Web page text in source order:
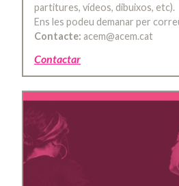
partitures, vídeos, dibuixos, etc).
Ens les podeu demanar per
Contacte: acem@acem.cat
Contactar